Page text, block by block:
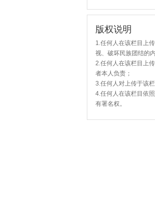
版权说明
1.任何人在该栏目上
视、破坏民族团结的
2.任何人在该栏目上
者本人负责；
3.任何人对上传于该
4.任何人在该栏目依
有署名权。